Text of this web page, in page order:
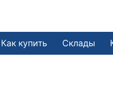
Как купить Склады